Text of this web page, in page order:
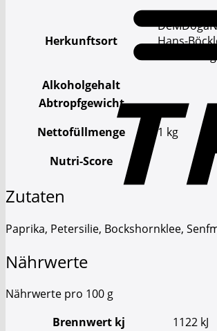
Herkunftsort
Hans-
30851
Alkoholgehalt
Abtropfgewicht
Nettofüllmenge
1 kg
Nutri-Score
Zutaten
Paprika, Petersilie, Bockshornklee,
Nährwerte
Nährwerte pro 100 g
Brennwert kj
1122 kJ